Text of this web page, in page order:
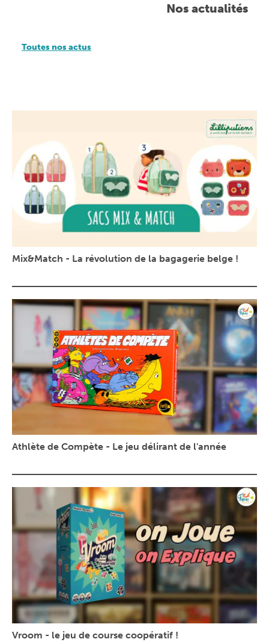
Nos actualités
Toutes nos actus
Mix&Match - La révolution de la bagagerie belge !
Athlète de Compète - Le jeu délirant de l'année
Vroom - le jeu de course coopératif !